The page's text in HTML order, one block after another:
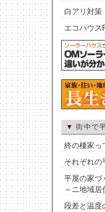
白アリ対策
エコハウス
▼ 街中で
終の棲家っ
それぞれの
平屋の家づ
～ニ地域居
段差と温度